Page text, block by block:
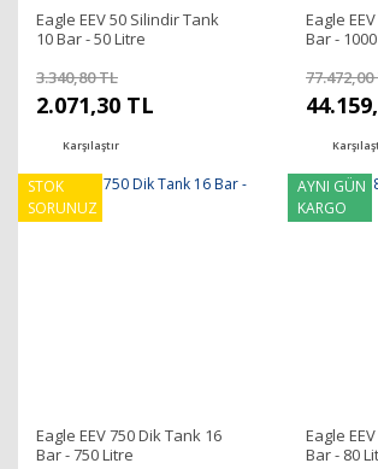
Eagle EEV 50 Silindir Tank
10 Bar - 50 Litre
3.340,80 TL
2.071,30 TL
Karşılaştır
Eagle
Bar -
77.472,00
STOK
SORUNUZ
Eagle EEV 750 Dik Tank 16
Bar - 750 Litre
AYNI GÜN
KARGO
Eagle
Bar - 80